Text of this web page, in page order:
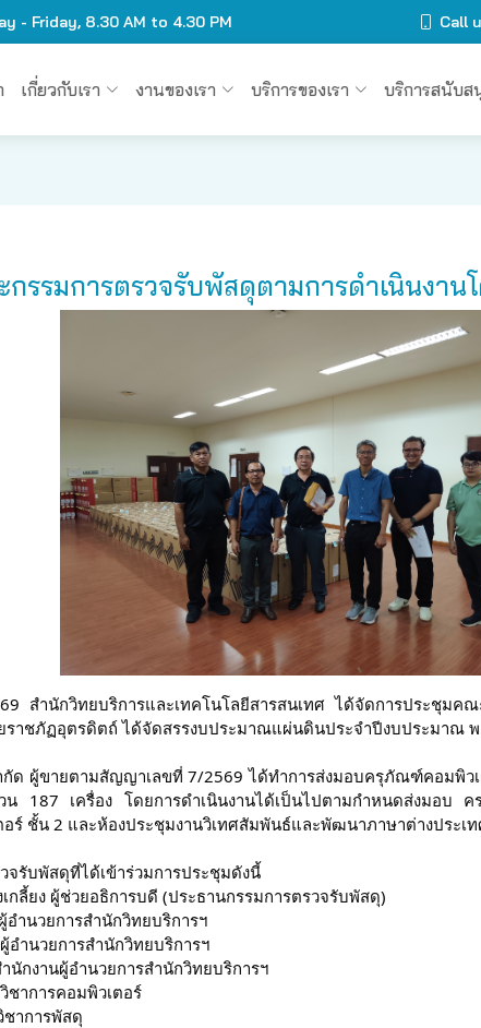
- Friday, 8.30 AM to 4.30 PM Call
เกี่ยวกับเรา งานของเรา บริการของเรา บริการสนับส
รรมการตรวจรับพัสดุตามการดำเนินงา
ำนักวิทยบริการและเทคโนโลยีสารสนเทศ ได้จัดการประชุมคณ
าชภัฏอุตรดิตถ์ ได้จัดสรรงบประมาณแผ่นดินประจำปีงบประมาณ
ผู้ขายตามสัญญาเลขที่ 7/2569 ได้ทำการส่งมอบครุภัณฑ์คอมพิวเ
เครื่อง โดยการดำเนินงานได้เป็นไปตามกำหนดส่งมอบ คร
ร์ ชั้น 2 และห้องประชุมงานวิเทศสัมพันธ์และพัฒนาภาษาต่างประเ
รับพัสดุที่ได้เข้าร่วมการประชุมดังนี้
กลี้ยง ผู้ช่วยอธิการบดี (ประธานกรรมการตรวจรับพัสดุ)
ำนวยการสำนักวิทยบริการฯ
ำนวยการสำนักวิทยบริการฯ
กงานผู้อำนวยการสำนักวิทยบริการฯ
าการคอมพิวเตอร์
าการพัสดุ